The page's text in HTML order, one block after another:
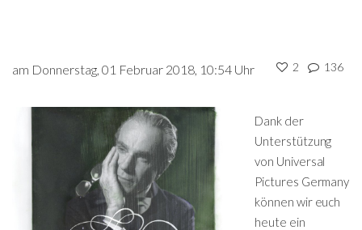
am Donnerstag, 01 Februar 2018, 10:54 Uhr 2 136
Dank der
Unterstützung
von Universal
Pictures Germany
können wir euch
heute ein